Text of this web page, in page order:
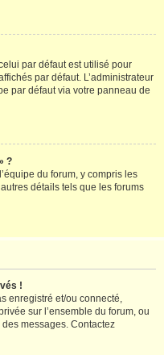
par défaut est utilisé pour
par défaut. L’administrateur
par défaut via votre panneau de
?
du forum, y compris les
détails tels que les forums
!
enregistré et/ou connecté,
sur l’ensemble du forum, ou
des messages. Contactez